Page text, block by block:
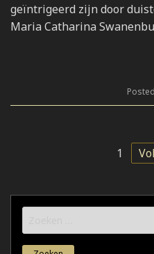
geïntrigeerd zijn door
Maria Catharina
1
naar: